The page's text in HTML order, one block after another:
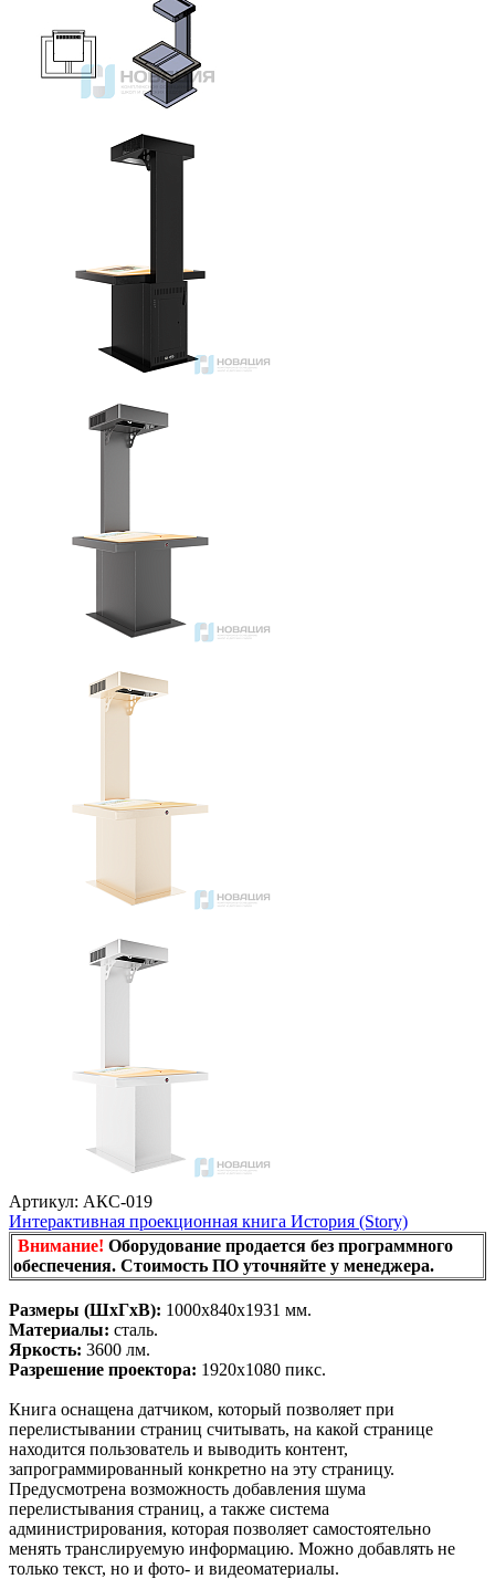
Артикул: АКС-019
Интерактивная проекционная книга История (Story)
Внимание! Оборудование продается без программного
обеспечения. Стоимость ПО уточняйте у менеджера.
Размеры (ШхГхВ): 1000х840х1931 мм.
Материалы: сталь.
Яркость: 3600 лм.
Разрешение проектора: 1920х1080 пикс.
Книга оснащена датчиком, который позволяет при
перелистывании страниц считывать, на какой странице
находится пользователь и выводить контент,
запрограммированный конкретно на эту страницу.
Предусмотрена возможность добавления шума
перелистывания страниц, а также система
администрирования, которая позволяет самостоятельно
менять транслируемую информацию. Можно добавлять не
только текст, но и фото- и видеоматериалы.